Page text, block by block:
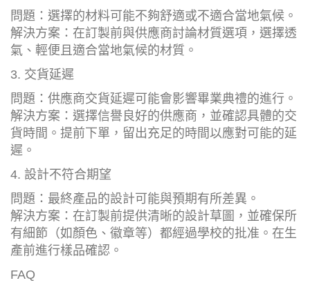
問題：選擇的材料可能不夠舒適或不適合當地氣候。
解決方案：在訂製前與供應商討論材質選項，選擇透
氣、輕便且適合當地氣候的材質。
3. 交貨延遲
問題：供應商交貨延遲可能會影響畢業典禮的進行。
解決方案：選擇信譽良好的供應商，並確認具體的交
貨時間。提前下單，留出充足的時間以應對可能的延
遲。
4. 設計不符合期望
問題：最終產品的設計可能與預期有所差異。
解決方案：在訂製前提供清晰的設計草圖，並確保所
有細節（如顏色、徽章等）都經過學校的批准。在生
產前進行樣品確認。
FAQ